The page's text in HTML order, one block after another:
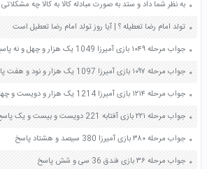
تولد امام رضا تعطیله ؟ | آیا روز تولد امام رضا تعطیل است
جواب مرحله ۱۰۴۹ بازی آمیرزا 1049 یک هزار و چهل و نه پاسخ
جواب مرحله ۱۰۹۷ بازی آمیرزا 1097 یک هزار و نود و هفت پاسخ
جواب مرحله ۱۲۱۴ بازی آمیرزا 1214 یک هزار و دویست و چهارده پاسخ
جواب مرحله ۲۲۱ بازی آفتابه 221 دویست و بیست و یک پاسخ
جواب مرحله ۳۸۰ بازی آمیرزا 380 سیصد و هشتاد پاسخ
جواب مرحله ۳۶ بازی فندق 36 سی و شش پاسخ